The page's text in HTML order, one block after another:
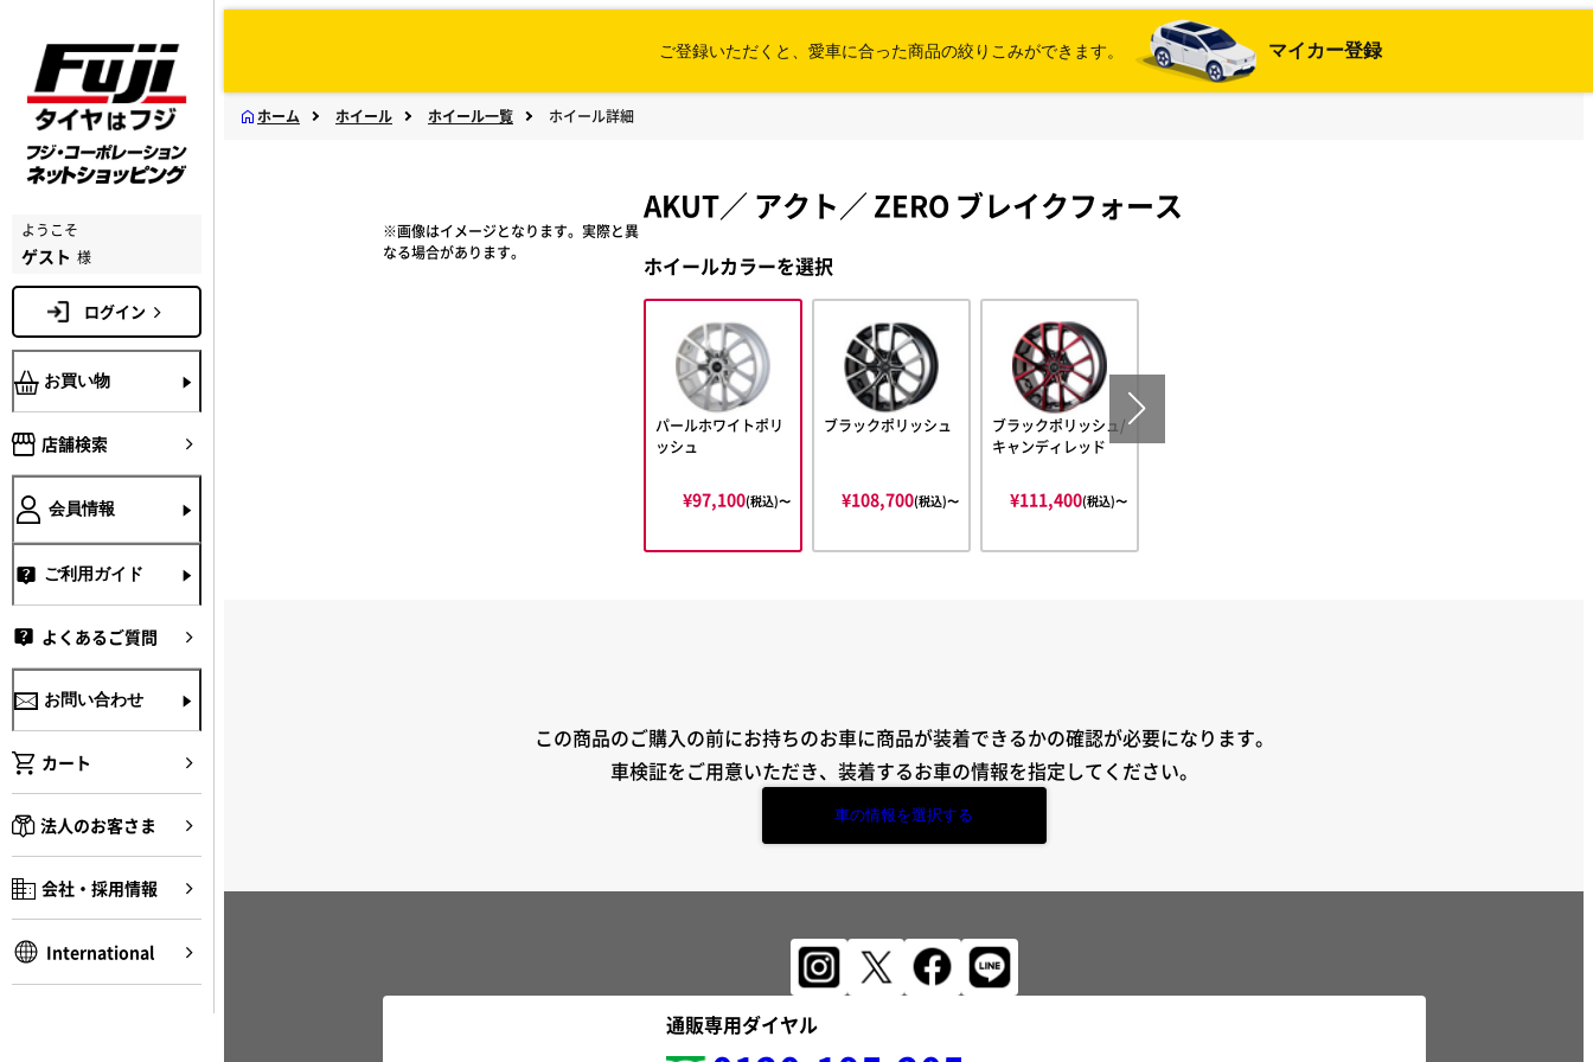
ようこそ
ゲスト 様
ログイン
お買い物
店舗検索
会員情報
ご利用ガイド
よくあるご質問
お問い合わせ
カート
法人のお客さま
会社・採用情報
International
ご登録いただくと、愛車に合った商品の絞りこみができます。 マイカー登録
ホーム ホイール ホイール一覧 ホイール詳細
※画像はイメージとなります。実際と異
なる場合があります。
AKUT／ アクト／ZERO ブレイクフォース
ホイールカラーを選択
パールホワイトポリ
ッシュ
¥97,100(税込)〜
ブラックポリッシュ
¥108,700(税込)〜
ブラックポリッシュ/
キャンディレッド
¥111,400(税込)〜
この商品のご購入の前にお持ちのお車に商品が装着できるかの確認が必要になります。
車検証をご用意いただき、装着するお車の情報を指定してください。
車の情報を選択する
通販専用ダイヤル